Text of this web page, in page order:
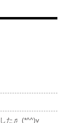
た♬ (*^^)v